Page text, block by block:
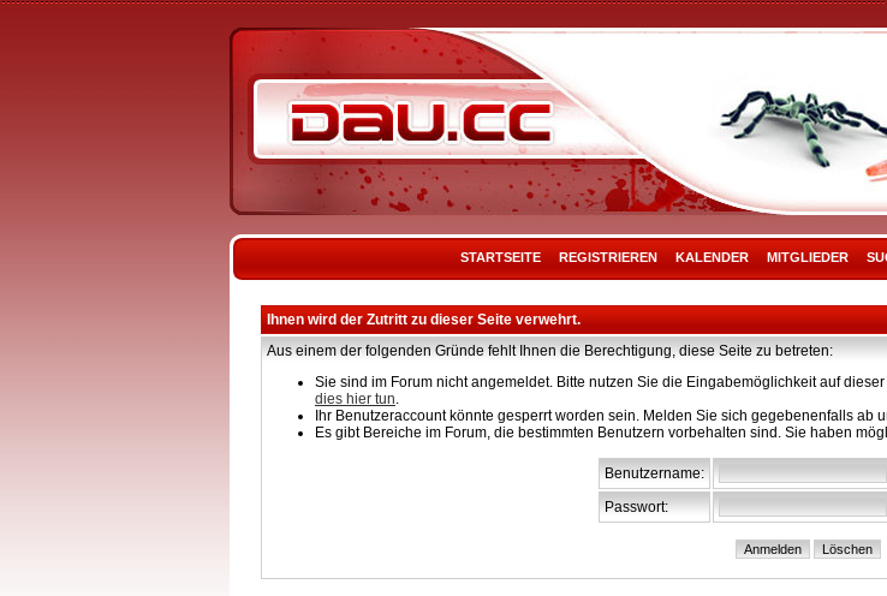
STARTSEITE REGISTRIEREN KALENDER MITGLIEDER
Ihnen wird der Zutritt zu dieser Seite verwehrt.
Aus einem der folgenden Gründe fehlt Ihnen die Berechtigung, diese Seite zu betreten:
Sie sind im Forum nicht angemeldet. Bitte nutzen Sie die Eingabemöglichkeit auf
dies hier tun.
Ihr Benutzeraccount könnte gesperrt worden sein. Melden Sie sich gegebenenfalls ab
Es gibt Bereiche im Forum, die bestimmten Benutzern vorbehalten sind. Sie haben
Benutzername:
Passwort: